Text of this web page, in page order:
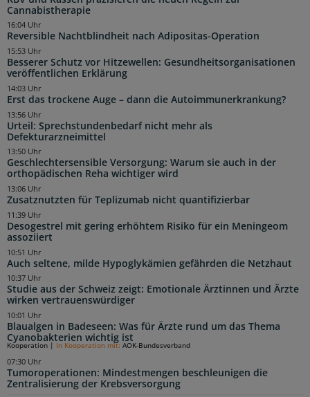
Cannabistherapie
Reversible Nachtblindheit nach Adipositas-Operation
16:04 Uhr
Besserer Schutz vor Hitzewellen: Gesundheitsorganisationen
veröffentlichen Erklärung
15:53 Uhr
Erst das trockene Auge – dann die Autoimmunerkrankung?
14:03 Uhr
Urteil: Sprechstundenbedarf nicht mehr als
Defekturarzneimittel
13:56 Uhr
Geschlechtersensible Versorgung: Warum sie auch in der
orthopädischen Reha wichtiger wird
13:50 Uhr
Zusatznutzten für Teplizumab nicht quantifizierbar
13:06 Uhr
Desogestrel mit gering erhöhtem Risiko für ein Meningeom
assoziiert
11:39 Uhr
Auch seltene, milde Hypoglykämien gefährden die Netzhaut
10:51 Uhr
Studie aus der Schweiz zeigt: Emotionale Ärztinnen und Ärzte
wirken vertrauenswürdiger
10:37 Uhr
Blaualgen in Badeseen: Was für Ärzte rund um das Thema
Cyanobakterien wichtig ist
10:01 Uhr
Tumoroperationen: Mindestmengen beschleunigen die
Zentralisierung der Krebsversorgung
Kooperation | In Kooperation mit: AOK-Bundesverband
07:30 Uhr